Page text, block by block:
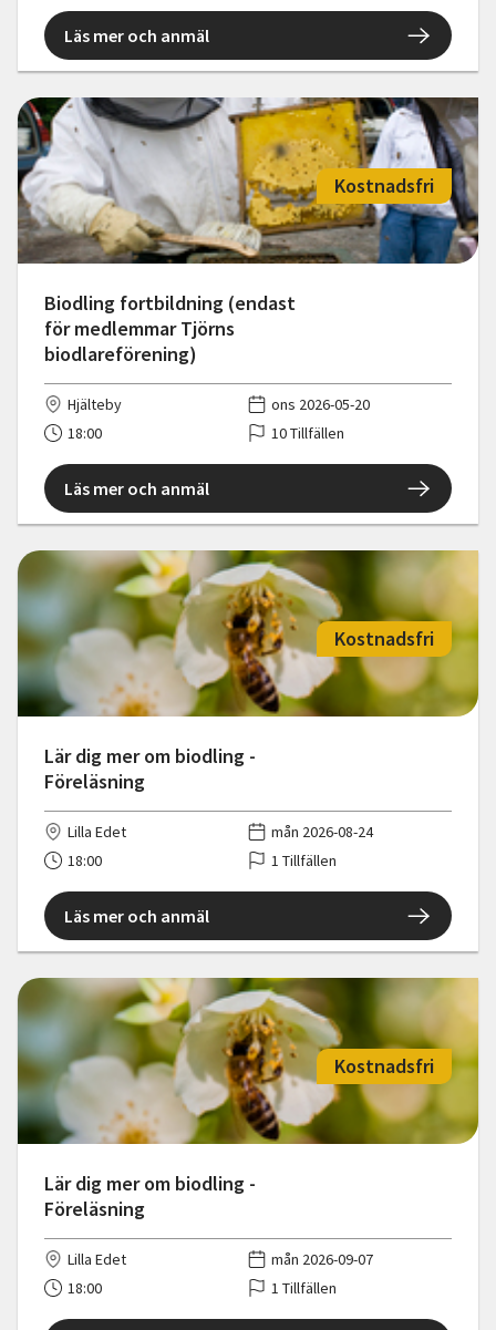
Läs mer och anmäl
Biodling fortbildning (endast
för medlemmar Tjörns
biodlareförening)
Kostnadsfri
Hjälteby
ons 2026-05-20
18:00
10 Tillfällen
Läs mer och anmäl
Lär dig mer om biodling -
Föreläsning
Kostnadsfri
Lilla Edet
mån 2026-08-24
18:00
1 Tillfällen
Läs mer och anmäl
Lär dig mer om biodling -
Föreläsning
Kostnadsfri
Lilla Edet
mån 2026-09-07
18:00
1 Tillfällen